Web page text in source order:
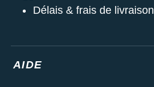
Délais & frais de livraison
AIDE